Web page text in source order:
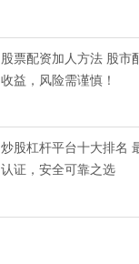
股票配资加人方法 股市
收益，风险需谨慎！
炒股杠杆平台十大排名
认证，安全可靠之选